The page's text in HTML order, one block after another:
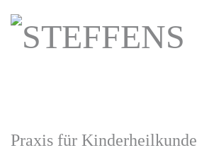
Praxis für Kinderheilkunde